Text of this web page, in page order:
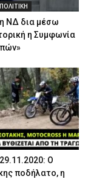
ΝΔ δια μέσω
η Συμφωνία
Ο
ποδήλατο, η